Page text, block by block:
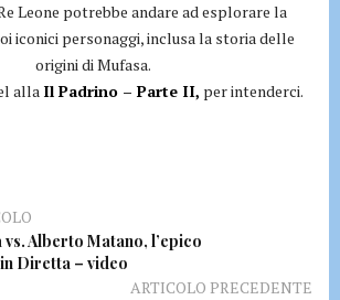
Leone potrebbe andare ad esplorare la
iconici personaggi, inclusa la storia delle
origini di Mufasa.
alla Il Padrino – Parte II, per intenderci.
Alberto Matano, l’epico
Diretta – video
ARTICOLO PRECEDENTE